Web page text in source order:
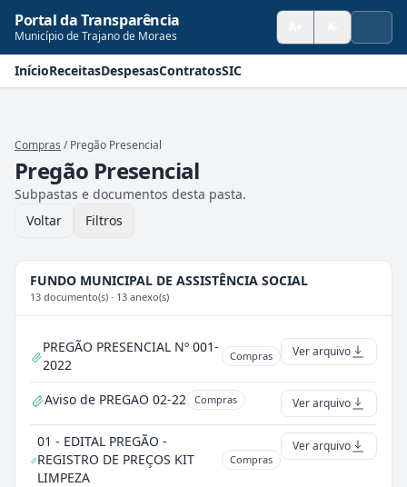
Pular para o conteúdo
Pular para a navegação
Portal da Transparência
Município de Trajano de Moraes
InícioReceitasDespesasContratosSIC
Compras / Pregão Presencial
Pregão Presencial
Subpastas e documentos desta pasta.
Voltar
Filtros
FUNDO MUNICIPAL DE ASSISTÊNCIA SOCIAL
13 documento(s) · 13 anexo(s)
PREGÃO PRESENCIAL Nº 001-
2022
Compras Ver arquivo
Aviso de PREGAO 02-22 Compras Ver arquivo
01 - EDITAL PREGÃO -
REGISTRO DE PREÇOS KIT
LIMPEZA
Compras
Ver arquivo